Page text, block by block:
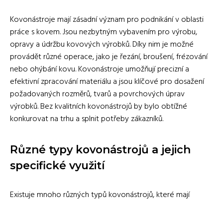
Kovonástroje mají zásadní význam pro podnikání v oblasti
práce s kovem. Jsou nezbytným vybavením pro výrobu,
opravy a údržbu kovových výrobků. Díky nim je možné
provádět různé operace, jako je řezání, broušení, frézování
nebo ohýbání kovu. Kovonástroje umožňují precizní a
efektivní zpracování materiálu a jsou klíčové pro dosažení
požadovaných rozměrů, tvarů a povrchových úprav
výrobků. Bez kvalitních kovonástrojů by bylo obtížné
konkurovat na trhu a splnit potřeby zákazníků.
Různé typy kovonástrojů a jejich
specifické využití
Existuje mnoho různých typů kovonástrojů, které mají